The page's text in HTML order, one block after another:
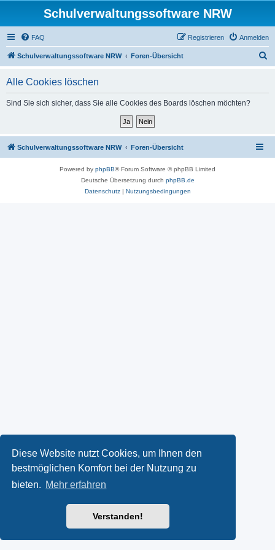
Diese Website nutzt Cookies, um Ihnen den
bestmöglichen Komfort bei der Nutzung zu
bieten. Mehr erfahren
Verstanden!
Schulverwaltungssoftware NRW
FAQ Anmelden
Registrieren
Schulverwaltungssoftware NRW Foren-Übersicht
Alle Cookies löschen
Sind Sie sich sicher, dass Sie alle Cookies des Boards löschen möchten?
Schulverwaltungssoftware NRW Foren-Übersicht
Powered by phpBB® Forum Software © phpBB Limited
Deutsche Übersetzung durch phpBB.de
Datenschutz| Nutzungsbedingungen